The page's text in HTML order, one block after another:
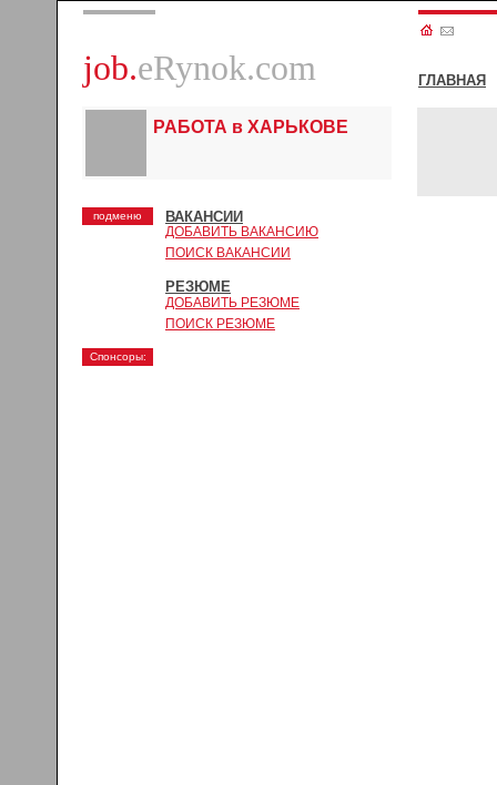
job.eRynok.com ГЛАВНАЯ
РАБОТА в ХАРЬКОВЕ
подменю ВАКАНСИИ
ДОБАВИТЬ ВАКАНСИЮ
ПОИСК ВАКАНСИИ
РЕЗЮМЕ
ДОБАВИТЬ РЕЗЮМЕ
ПОИСК РЕЗЮМЕ
Спонсоры: